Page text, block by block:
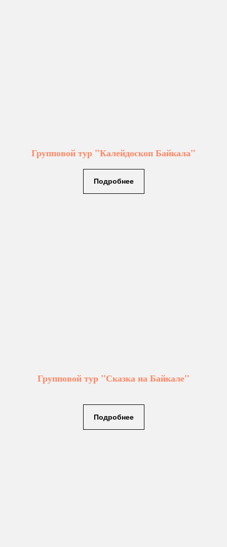
Групповой тур "Калейдоскоп Байкала"
Подробнее
Групповой тур "Сказка на Байкале"
Подробнее